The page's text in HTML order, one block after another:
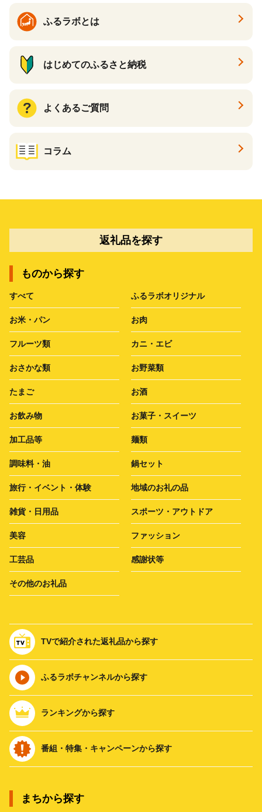
ふるラボとは
はじめてのふるさと納税
よくあるご質問
コラム
返礼品を探す
ものから探す
すべて ふるラボオリジナル
お米・パン お肉
フルーツ類 カニ・エビ
おさかな類 お野菜類
たまご お酒
お飲み物 お菓子・スイーツ
加工品等 麺類
調味料・油 鍋セット
旅行・イベント・体験 地域のお礼の品
雑貨・日用品 スポーツ・アウトドア
美容 ファッション
工芸品 感謝状等
その他のお礼品
TVで紹介された返礼品から探す
ふるラボチャンネルから探す
ランキングから探す
番組・特集・キャンペーンから探す
まちから探す